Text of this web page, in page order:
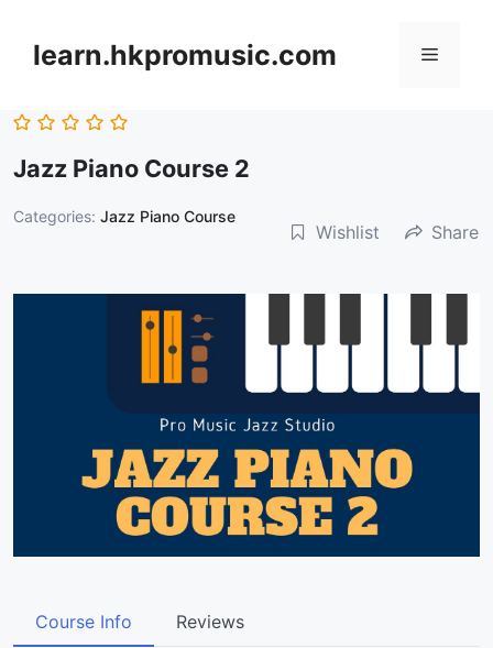
learn.hkpromusic.com 選
Jazz Piano Course 2
Categories: Jazz Piano Course
Wishlist Share
Course Info Reviews